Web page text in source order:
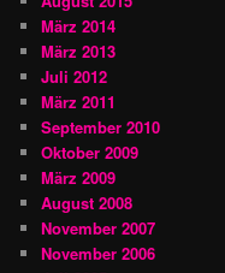
März 2014
März 2013
Juli 2012
März 2011
September 2010
Oktober 2009
März 2009
August 2008
November 2007
November 2006